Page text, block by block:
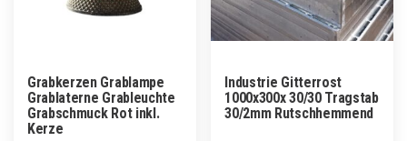
Grabkerzen Grablampe
Grablaterne Grableuchte
Grabschmuck Rot inkl.
Kerze
Industrie Gitterrost
1000x300x 30/30 Tragstab
30/2mm Rutschhemmend